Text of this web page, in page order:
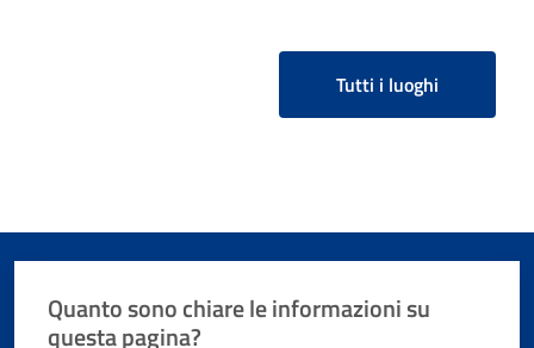
Tutti i luoghi
Quanto sono chiare le informazioni su
questa pagina?